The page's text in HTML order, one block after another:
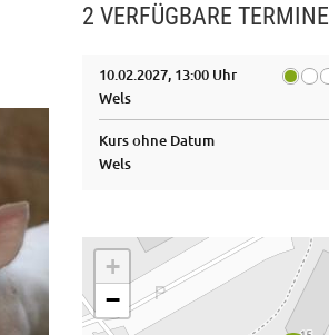
2 VERFÜGBARE TERMINE
10.02.2027, 13:00 Uhr
Wels
Kurs ohne Datum
Wels
+
−